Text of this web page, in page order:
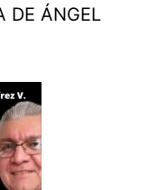
DE ÁNGEL